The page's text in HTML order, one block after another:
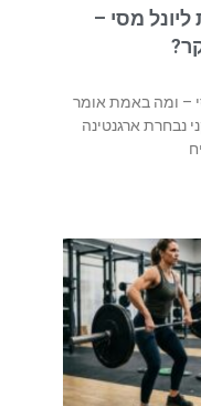
מסי –
– ומה באמת אומר
נבחרת ארגנטינה